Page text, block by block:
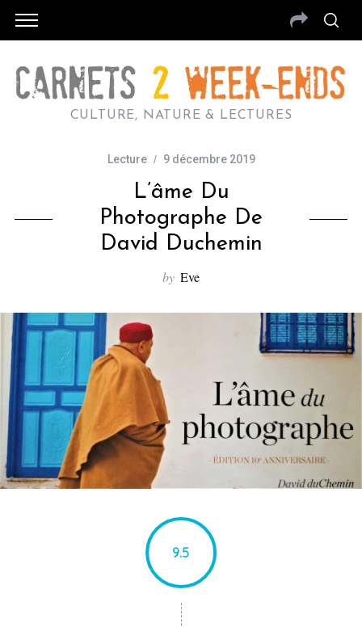
CULTURE, NATURE & LECTURES
Lecture 9 décembre 2019
L’âme Du
Photographe De
David Duchemin
by Eve
9.5